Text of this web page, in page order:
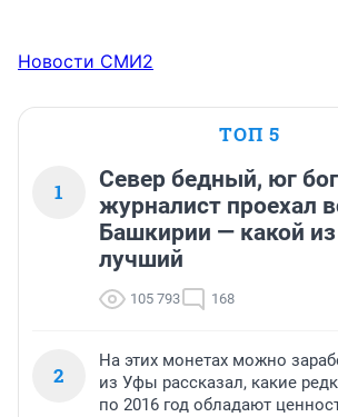
Новости СМИ2
ТОП 5
1
Север бедный, юг
журналист проехал
Башкирии — какой
лучший
105 793 168
2
На этих монетах можно
из Уфы рассказал, какие
по 2016 год обладают